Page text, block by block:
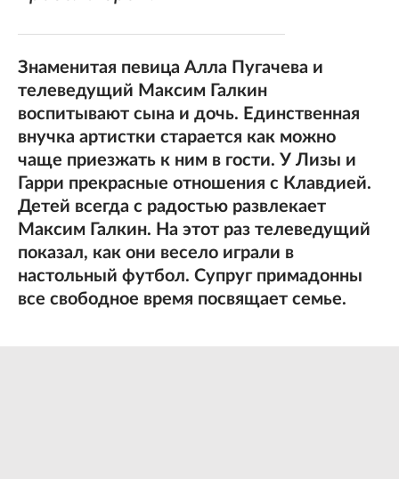
Знаменитая певица Алла Пугачева и
телеведущий Максим Галкин
воспитывают сына и дочь. Единственная
внучка артистки старается как можно
чаще приезжать к ним в гости. У Лизы и
Гарри прекрасные отношения с Клавдией.
Детей всегда с радостью развлекает
Максим Галкин. На этот раз телеведущий
показал, как они весело играли в
настольный футбол. Супруг примадонны
все свободное время посвящает семье.